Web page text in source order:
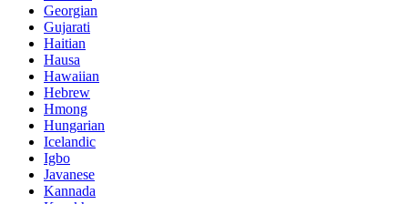
Georgian
Gujarati
Haitian
Hausa
Hawaiian
Hebrew
Hmong
Hungarian
Icelandic
Igbo
Javanese
Kannada